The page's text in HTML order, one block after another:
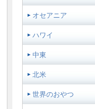
オセアニア
ハワイ
中東
北米
世界のおやつ